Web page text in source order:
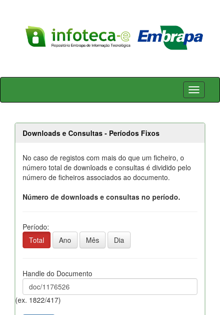
Skip
Downloads e Consultas - Períodos Fixos
No caso de registos com mais do que um ficheiro, o
número total de downloads e consultas é dividido pelo
número de ficheiros associados ao documento.
Número de downloads e consultas no período.
Período:
Total
Ano Mês Dia
Handle do Documento
(ex. 1822/417)